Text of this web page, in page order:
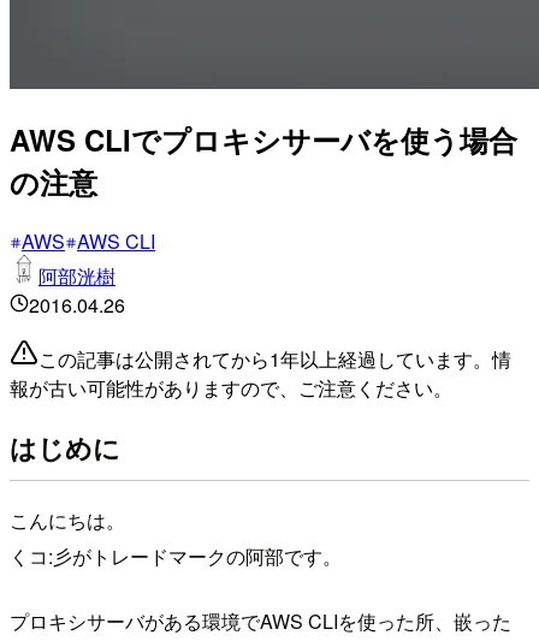
AWS CLIでプロキシサーバを使う場合
の注意
AWS AWS CLI
阿部洸樹
2016.04.26
この記事は公開されてから1年以上経過しています。情
報が古い可能性がありますので、ご注意ください。
はじめに
こんにちは。
くコ:彡がトレードマークの阿部です。
プロキシサーバがある環境でAWS CLIを使った所、嵌った